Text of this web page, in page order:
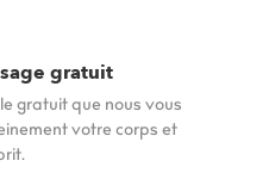
gratuit
gratuit que nous vous
votre corps et